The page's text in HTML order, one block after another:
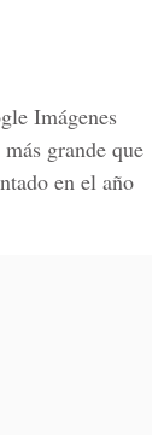
Imágenes
grande que
en el año